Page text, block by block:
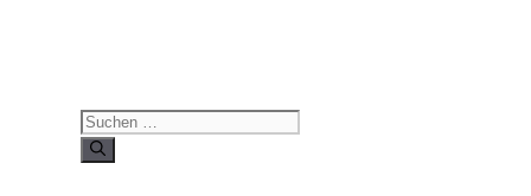
Suchen
nach: